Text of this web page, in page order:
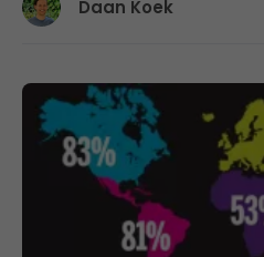
Daan Koek